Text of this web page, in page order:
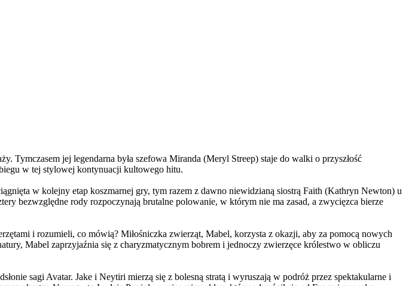
Tymczasem jej legendarna była szefowa Miranda (Meryl Streep) staje do walki o przyszłość
w tej stylowej kontynuacji kultowego hitu.
w kolejny etap koszmarnej gry, tym razem z dawno niewidzianą siostrą Faith (Kathryn Newton) u
bezwzględne rody rozpoczynają brutalne polowanie, w którym nie ma zasad, a zwycięzca bierze
i rozumieli, co mówią? Miłośniczka zwierząt, Mabel, korzysta z okazji, aby za pomocą nowych
Mabel zaprzyjaźnia się z charyzmatycznym bobrem i jednoczy zwierzęce królestwo w obliczu
sagi Avatar. Jake i Neytiri mierzą się z bolesną stratą i wyruszają w podróż przez spektakularne i